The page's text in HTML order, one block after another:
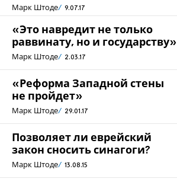
Марк Штоде 9.07.17
«Это навредит не только
раввинату, но и государству»
Марк Штоде 2.03.17
«Реформа Западной стены
не пройдет»
Марк Штоде 29.01.17
Позволяет ли еврейский
закон сносить синагоги?
Марк Штоде 13.08.15